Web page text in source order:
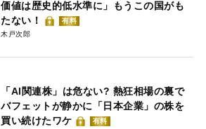
価値は歴史的低水準に」もうこの国がも
たない！
有料
木戸次郎
「AI関連株」は危ない? 熱狂相場の裏で
バフェットが静かに「日本企業」の株を
買い続けたワケ
有料